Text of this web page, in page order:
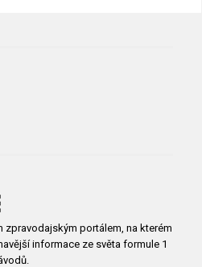
zpravodajským portálem, na kterém
informace ze světa formule 1